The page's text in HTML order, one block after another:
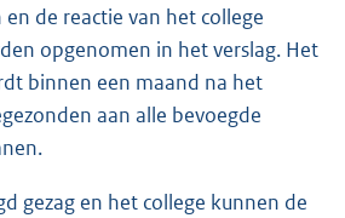
en de reactie van het college
opgenomen in het verslag. Het
binnen een maand na het
aan alle bevoegde
gezag en het college kunnen de